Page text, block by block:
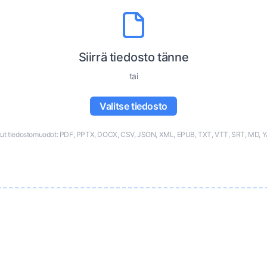
Siirrä tiedosto tänne
tai
Valitse tiedosto
tiedostomuodot: PDF, PPTX, DOCX, CSV, JSON, XML, EPUB, TXT, VTT, SRT, MD,